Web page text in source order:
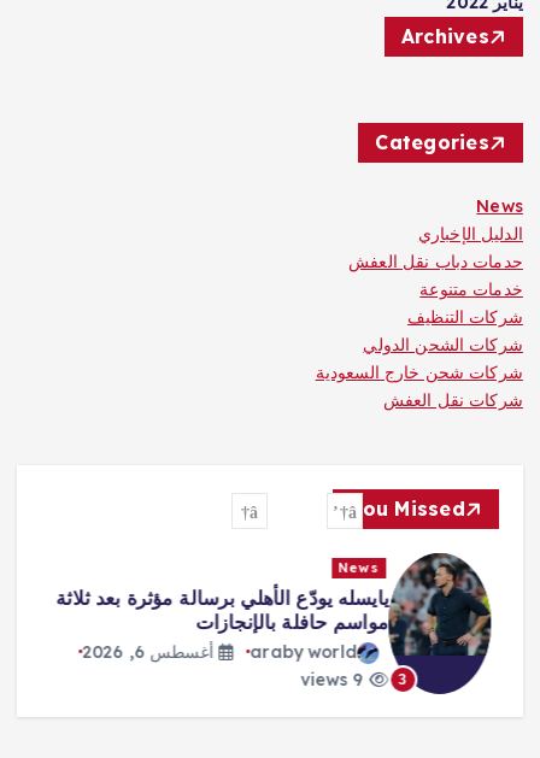
Archives
Categories
News
الدليل الإخباري
حدمات دباب نقل العفش
خدمات متنوعة
شركات التنظيف
شركات الشحن الدولي
شركات شحن خارج السعودية
شركات نقل العفش
You Missed
3
News
يايسله يودّع الأهلي برسالة مؤثرة بعد ثلاثة
مواسم حافلة بالإنجازات
araby world
أغسطس 6, 2026
9 views